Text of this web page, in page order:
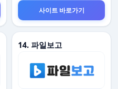
사이트 바로가기
14. 파일보고